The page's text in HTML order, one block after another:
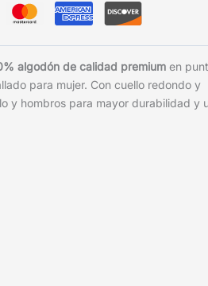
algodón de calidad premium en
para mujer. Con cuello redondo y
y hombros para mayor durabilidad y